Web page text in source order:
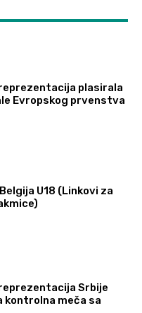
plasirala
Evropskog prvenstva
U18 (Linkovi za
Srbije
kontrolna meča sa